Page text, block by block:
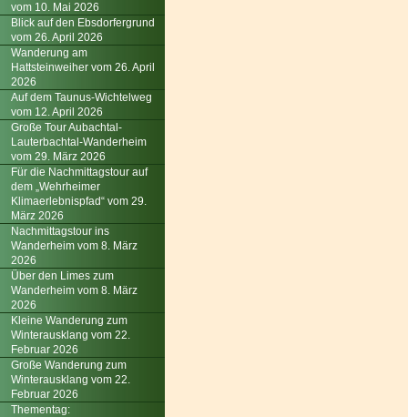
vom 10. Mai 2026
Blick auf den Ebsdorfergrund
vom 26. April 2026
Wanderung am
Hattsteinweiher vom 26. April
2026
Auf dem Taunus-Wichtelweg
vom 12. April 2026
Große Tour Aubachtal-
Lauterbachtal-Wanderheim
vom 29. März 2026
Für die Nachmittagstour auf
dem „Wehrheimer
Klimaerlebnispfad“ vom 29.
März 2026
Nachmittagstour ins
Wanderheim vom 8. März
2026
Über den Limes zum
Wanderheim vom 8. März
2026
Kleine Wanderung zum
Winterausklang vom 22.
Februar 2026
Große Wanderung zum
Winterausklang vom 22.
Februar 2026
Thementag: